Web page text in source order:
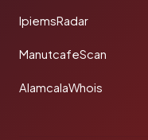
IpiemsRadar
ManutcafeScan
AlamcalaWhois